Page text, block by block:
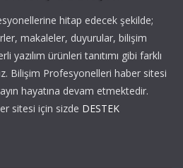
hitap edecek şekilde;
makaleler, duyurular, bilişim
yazılım ürünleri tanıtımı gibi farklı
Bilişim Profesyonelleri haber sitesi
hayatına devam etmektedir.
sitesi için sizde DESTEK